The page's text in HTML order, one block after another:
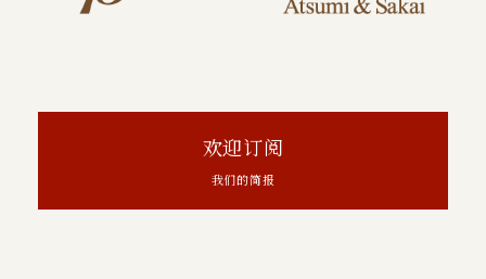
欢迎订阅
我们的简报